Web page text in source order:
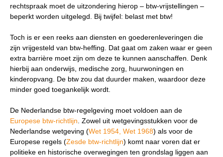
rechtspraak moet de uitzondering hierop – btw-vrijstellingen –
beperkt worden uitgelegd. Bij twijfel: belast met btw!
Toch is er een reeks aan diensten en goederenleveringen die
zijn vrijgesteld van btw-heffing. Dat gaat om zaken waar er geen
extra barrière moet zijn om deze te kunnen aanschaffen. Denk
hierbij aan onderwijs, medische zorg, huurwoningen en
kinderopvang. De btw zou dat duurder maken, waardoor deze
minder goed toegankelijk wordt.
De Nederlandse btw-regelgeving moet voldoen aan de
Europese btw-richtlijn . Zowel uit wetgevingsstukken voor de
Nederlandse wetgeving (Wet 1954, Wet 1968) als voor de
Europese regels (Zesde btw-richtlijn) komt naar voren dat er
politieke en historische overwegingen ten grondslag liggen aan